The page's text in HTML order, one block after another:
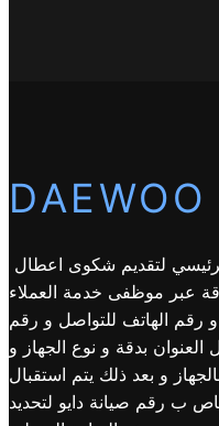
لتقديم شكوى اعطال
عبر موظفى خدمة العملاء
الهاتف للتواصل و رقم
العنوان بدقة و نوع الجهاز و
و بعد ذلك يتم استقبال
ب رقم صيانة دايو لتحديد